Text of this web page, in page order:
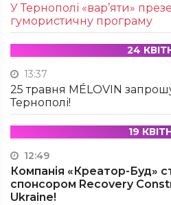
У Тернополі «вар’яти»
гумористичну програму
24
13:37
25 травня MÉLOVIN
Тернополі!
19
12:49
Компанія «Креатор-Буд»
спонсором Recovery
Ukraine!